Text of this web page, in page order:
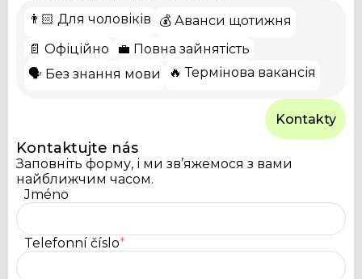
👨🏻 Для чоловіків
💰 Аванси щотижня
📄 Офіційно
💼 Повна зайнятість
🗣️ Без знання мови
🔥 Термінова вакансія
Kontakty
Kontaktujte nás
Заповніть форму, і ми зв’яжемося з вами
найближчим часом.
Jméno
Telefonní číslo*